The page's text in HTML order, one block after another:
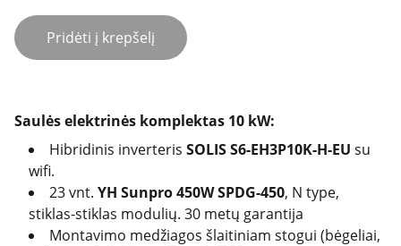
Pridėti į krepšelį
Saulės elektrinės komplektas 10 kW:
Hibridinis inverteris SOLIS S6-EH3P10K-H-EU su
wifi.
23 vnt. YH Sunpro 450W SPDG-450, N type,
stiklas-stiklas modulių. 30 metų garantija
Montavimo medžiagos šlaitiniam stogui (bėgeliai,